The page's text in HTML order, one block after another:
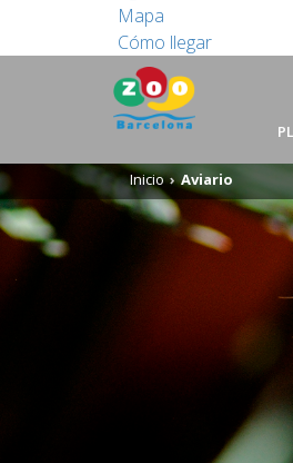
Mapa
Cómo llegar
Inicio Aviario